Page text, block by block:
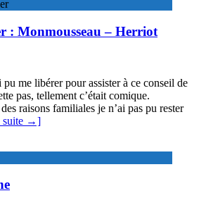
: Monmousseau – Herriot
me libérer pour assister à ce conseil de
pas, tellement c’était comique.
raisons familiales je n’ai pas pu rester
suite →]